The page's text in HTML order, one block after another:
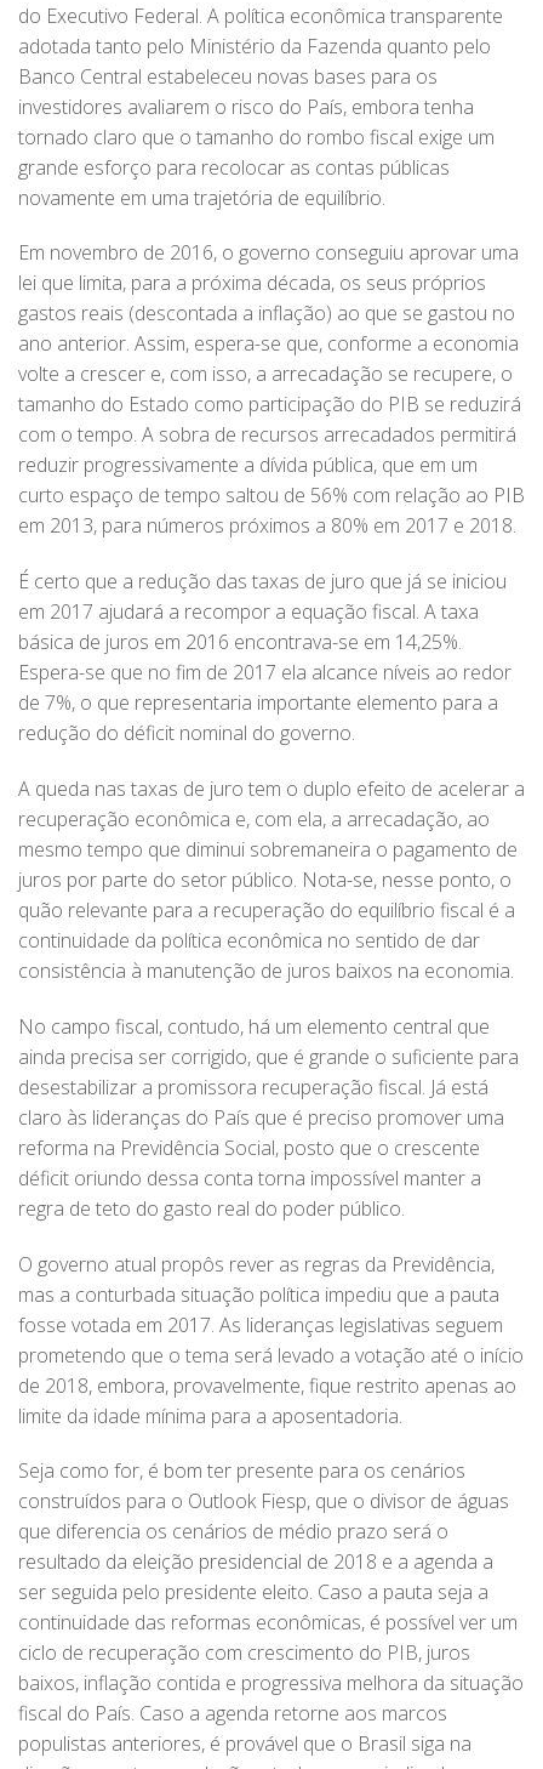
do Executivo Federal. A política econômica transparente
adotada tanto pelo Ministério da Fazenda quanto pelo
Banco Central estabeleceu novas bases para os
investidores avaliarem o risco do País, embora tenha
tornado claro que o tamanho do rombo fiscal exige um
grande esforço para recolocar as contas públicas
novamente em uma trajetória de equilíbrio.
Em novembro de 2016, o governo conseguiu aprovar uma
lei que limita, para a próxima década, os seus próprios
gastos reais (descontada a inflação) ao que se gastou no
ano anterior. Assim, espera-se que, conforme a economia
volte a crescer e, com isso, a arrecadação se recupere, o
tamanho do Estado como participação do PIB se reduzirá
com o tempo. A sobra de recursos arrecadados permitirá
reduzir progressivamente a dívida pública, que em um
curto espaço de tempo saltou de 56% com relação ao PIB
em 2013, para números próximos a 80% em 2017 e 2018.
É certo que a redução das taxas de juro que já se iniciou
em 2017 ajudará a recompor a equação fiscal. A taxa
básica de juros em 2016 encontrava-se em 14,25%.
Espera-se que no fim de 2017 ela alcance níveis ao redor
de 7%, o que representaria importante elemento para a
redução do déficit nominal do governo.
A queda nas taxas de juro tem o duplo efeito de acelerar a
recuperação econômica e, com ela, a arrecadação, ao
mesmo tempo que diminui sobremaneira o pagamento de
juros por parte do setor público. Nota-se, nesse ponto, o
quão relevante para a recuperação do equilíbrio fiscal é a
continuidade da política econômica no sentido de dar
consistência à manutenção de juros baixos na economia.
No campo fiscal, contudo, há um elemento central que
ainda precisa ser corrigido, que é grande o suficiente para
desestabilizar a promissora recuperação fiscal. Já está
claro às lideranças do País que é preciso promover uma
reforma na Previdência Social, posto que o crescente
déficit oriundo dessa conta torna impossível manter a
regra de teto do gasto real do poder público.
O governo atual propôs rever as regras da Previdência,
mas a conturbada situação política impediu que a pauta
fosse votada em 2017. As lideranças legislativas seguem
prometendo que o tema será levado a votação até o início
de 2018, embora, provavelmente, fique restrito apenas ao
limite da idade mínima para a aposentadoria.
Seja como for, é bom ter presente para os cenários
construídos para o Outlook Fiesp, que o divisor de águas
que diferencia os cenários de médio prazo será o
resultado da eleição presidencial de 2018 e a agenda a
ser seguida pelo presidente eleito. Caso a pauta seja a
continuidade das reformas econômicas, é possível ver um
ciclo de recuperação com crescimento do PIB, juros
baixos, inflação contida e progressiva melhora da situação
fiscal do País. Caso a agenda retorne aos marcos
populistas anteriores, é provável que o Brasil siga na